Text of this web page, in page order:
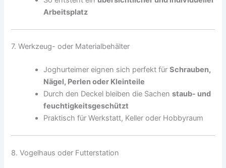
Arbeitsplatz
7. Werkzeug- oder Materialbehälter
Joghurteimer eignen sich perfekt fürSchrauben,
Nägel, Perlen oder Kleinteile
Durch den Deckel bleiben die Sachenstaub- und
feuchtigkeitsgeschützt
Praktisch für Werkstatt, Keller oder Hobbyraum
8. Vogelhaus oder Futterstation